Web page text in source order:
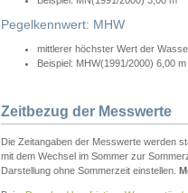
Pegelkennwert: MHW
mittlerer höchster Wert der
Beispiel: MHW(1991/2000) 6,00 m
Zeitbezug der Messwerte
Die Zeitangaben der Messwerte werden
mit dem Wechsel im Sommer zur
Darstellung ohne Sommerzeit einstellen.